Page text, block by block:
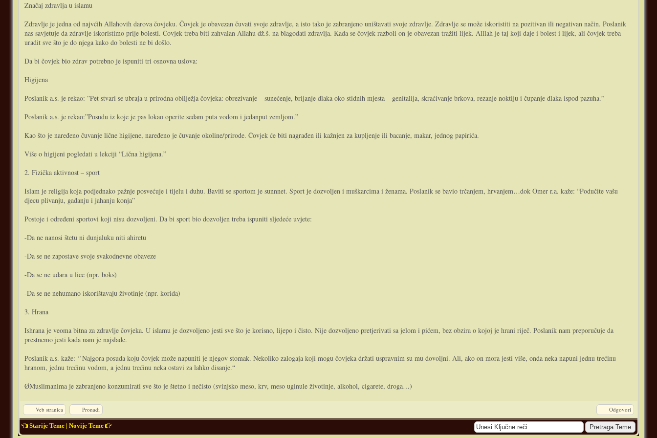
Značaj zdravlja u islamu
Zdravlje je jedna od najvćih Allahovih darova čovjeku. Čovjek je obavezan čuvati svoje zdravlje, a isto tako je zabranjeno uništavati svoje zdravlje. Zdravlje se može iskoristiti na pozitivan ili negativan način. Poslanik
nas savjetuje da zdravlje iskoristimo prije bolesti. Čovjek treba biti zahvalan Allahu dž.š. na blagodati zdravlja. Kada se čovjek razboli on je obavezan tražiti lijek. Alllah je taj koji daje i bolest i lijek, ali čovjek treba
uradit sve što je do njega kako do bolesti ne bi došlo.
Da bi čovjek bio zdrav potrebno je ispuniti tri osnovna uslova:
Higijena
Poslanik a.s. je rekao: ”Pet stvari se ubraja u prirodna obilježja čovjeka: obrezivanje – sunećenje, brijanje dlaka oko stidnih mjesta – genitalija, skraćivanje brkova, rezanje noktiju i čupanje dlaka ispod pazuha.”
Poslanik a.s. je rekao:”Posudu iz koje je pas lokao operite sedam puta vodom i jedanput zemljom.”
Kao što je naređeno čuvanje lične higijene, naređeno je čuvanje okoline/prirode. Čovjek će biti nagrađen ili kažnjen za kupljenje ili bacanje, makar, jednog papirića.
Više o higijeni pogledati u lekciji “Lična higijena.”
2. Fizička aktivnost – sport
Islam je religija koja podjednako pažnje posvećuje i tijelu i duhu. Baviti se sportom je sunnnet. Sport je dozvoljen i muškarcima i ženama. Poslanik se bavio trčanjem, hrvanjem…dok Omer r.a. kaže: “Podučite vašu
djecu plivanju, gađanju i jahanju konja”
Postoje i određeni sportovi koji nisu dozvoljeni. Da bi sport bio dozvoljen treba ispuniti sljedeće uvjete:
-Da ne nanosi štetu ni dunjaluku niti ahiretu
-Da se ne zapostave svoje svakodnevne obaveze
-Da se ne udara u lice (npr. boks)
-Da se ne nehumano iskorištavaju životinje (npr. korida)
3. Hrana
Ishrana je veoma bitna za zdravlje čovjeka. U islamu je dozvoljeno jesti sve što je korisno, lijepo i čisto. Nije dozvoljeno pretjerivati sa jelom i pićem, bez obzira o kojoj je hrani riječ. Poslanik nam preporučuje da
prestnemo jesti kada nam je najslađe.
Poslanik a.s. kaže: ‘’Najgora posuda koju čovjek može napuniti je njegov stomak. Nekoliko zalogaja koji mogu čovjeka držati uspravnim su mu dovoljni. Ali, ako on mora jesti više, onda neka napuni jednu trećinu
hranom, jednu trećinu vodom, a jednu trećinu neka ostavi za lahko disanje.“
ØMuslimanima je zabranjeno konzumirati sve što je štetno i nečisto (svinjsko meso, krv, meso uginule životinje, alkohol, cigarete, droga…)
Veb stranica Pronađi Odgovori
Starije Teme| Novije Teme